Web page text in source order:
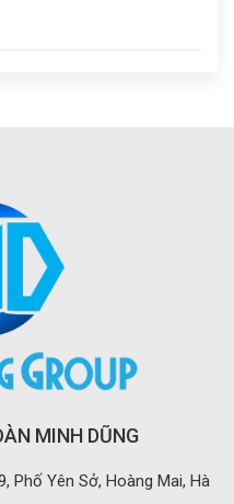
MINH DŨNG
Phố Yên Sở, Hoàng Mai, Hà